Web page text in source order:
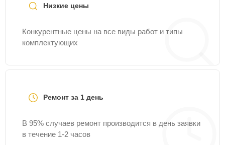
Низкие цены
Конкурентные цены на все виды работ и типы
комплектующих
Ремонт за 1 день
В 95% случаев ремонт производится в день заявки
в течение 1-2 часов